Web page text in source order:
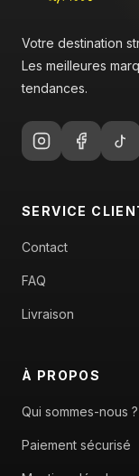
Votre destination
Les meilleures
tendances.
SERVICE
Contact
FAQ
Livraison
À PROPOS
Qui sommes-nous ?
Paiement sécurisé